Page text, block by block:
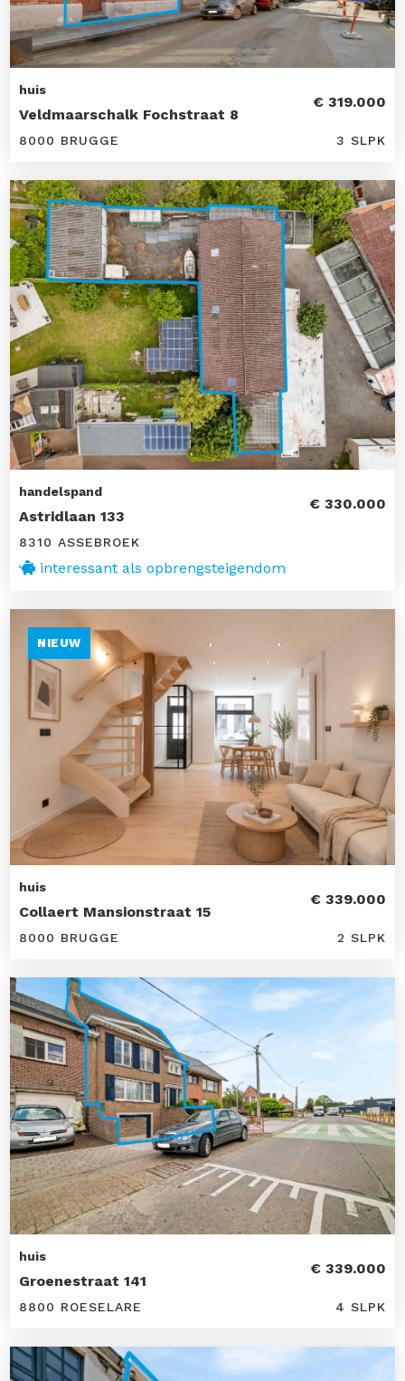
huis
Veldmaarschalk Fochstraat 8
€ 319.000
8000 BRUGGE 3 SLPK
handelspand
Astridlaan 133
€ 330.000
8310 ASSEBROEK
interessant als opbrengsteigendom
NIEUW
huis
Collaert Mansionstraat 15
€ 339.000
8000 BRUGGE 2 SLPK
huis
Groenestraat 141
€ 339.000
8800 ROESELARE 4 SLPK